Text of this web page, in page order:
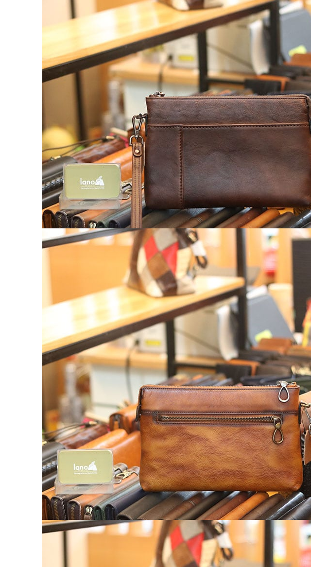
Balo da đeo chéo nam
Ví da nam
Ví Cầm Tay Nam
Ví Ngắn Nam
Ví đựng thẻ – Ví mini kẹp tiền
Ví da cá sấu
Túi Du Lịch, Túi Trống Da Thật
Túi Xách Da Nam
ĐỒ DA NỮ
Balo nữ da thật
Túi đeo chéo da nữ
Ví Clutch cầm tay nữ
Túi Xách Da Nữ
Bóp Ví Da Handmade
Túi Da Clutch handmade
Túi da nữ handmade
Dây Thắt Lưng Da Handmade
Cặp Da Handmade
Bao Da, Ốp Lưng Điện Thoại Handmade
Chế tác đồ da
CLUTCH
KHUYẾN MÃI
ĐỒ DA CÁ SẤU
Ví da cá sấu
Ví Cầm Tay Clutch Da Cá Sấu
Túi Xách – Túi Đeo Chéo
Ví kẹp tiền
Balo mini
Balo da
Ví da nam
Ví Cầm
Ví Ngắn
Ví đựng
Ví da cá
Túi Du Lịch,
Túi Xách Da Nam
ĐỒ DA NỮ
Balo nữ da thật
Túi đeo chéo
Ví Clutch cầm
Túi Xách Da Nữ
ĐỒ DA HANDMADE
Bóp Ví Da
Túi Da Clutch
Túi da nữ
Dây Thắt Lưng
Cặp Da
Bao Da, Ốp
Chế tác đồ da
CLUTCH
KHUYẾN MÃI
ĐỒ DA CÁ SẤU
Ví da cá sấu
Ví Cầm Tay
Túi Xách – Túi